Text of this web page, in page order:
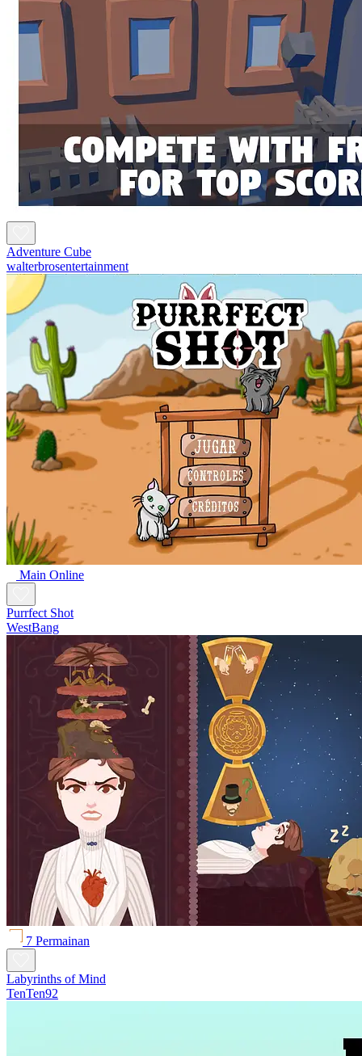
Adventure Cube
walterbrosentertainment
Main Online
Purrfect Shot
WestBang
7 Permainan
Labyrinths of Mind
TenTen92